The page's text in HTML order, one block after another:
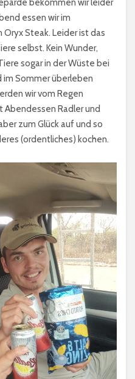
bekommen wir leider
essen wir im
Oryx Steak. Leider ist das
selbst. Kein Wunder,
sogar in der Wüste bei
im Sommer überleben
wir vom Regen
Radler und
zum Glück auf und so
(ordentliches) kochen.